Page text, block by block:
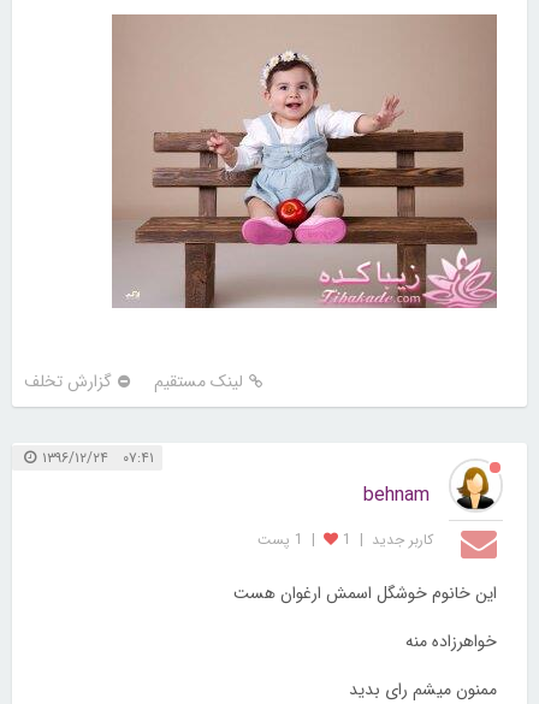
لینک مستقیم گزارش تخلف
۰۷:۴۱ ۱۳۹۶/۱۲/۲۴
behnam
کاربر جديد |
1
| 1 پست
این خانوم خوشگل اسمش ارغوان هست
خواهرزاده منه
ممنون میشم رای بدید